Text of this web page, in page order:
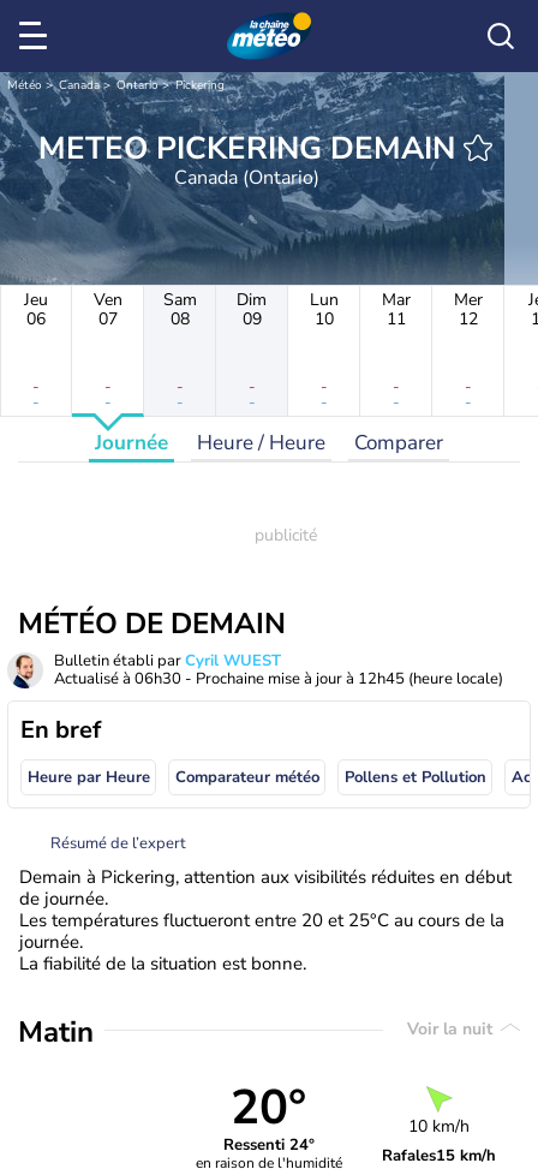
Météo Canada Ontario Pickering
METEO PICKERING DEMAIN
Canada (Ontario)
Jeu
06
-
-
Ven
07
-
-
Sam
08
-
-
Dim
09
-
-
Lun
10
-
-
Mar
11
-
-
Mer
12
-
-
Journée Heure / Heure Comparer
MÉTÉO DE DEMAIN
Bulletin établi parCyril WUEST
Actualisé à 06h30 - Prochaine mise à jour à 12h45 (heure locale)
En bref
Heure par Heure Comparateur météo Pollens et Pollution
Résumé de l’expert
Demain à Pickering, attention aux visibilités réduites en début
de journée.
Les températures fluctueront entre 20 et 25°C au cours de la
journée.
La fiabilité de la situation est bonne.
Matin Voir la nuit
20°
Ressenti 24°
en raison de l'humidité
10 km/h
Rafales15 km/h